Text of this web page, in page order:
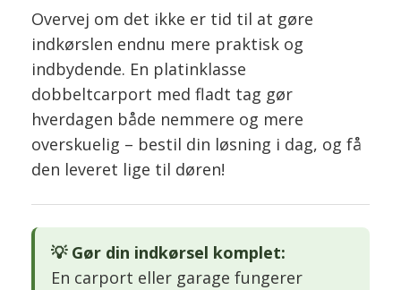
Overvej om det ikke er tid til at gøre
indkørslen endnu mere praktisk og
indbydende. En platinklasse
dobbeltcarport med fladt tag gør
hverdagen både nemmere og mere
overskuelig – bestil din løsning i dag, og få
den leveret lige til døren!
💡 Gør din indkørsel komplet:
En carport eller garage fungerer